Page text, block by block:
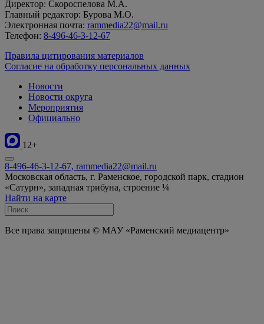
Директор: Скороспелова М.А.
Главный редактор: Бурова М.О.
Электронная почта: rammedia22@mail.ru
Телефон: 8-496-46-3-12-67
Правила цитирования материалов
Согласие на обработку персональных данных
Новости
Новости округа
Мероприятия
Официально
12+
8-496-46-3-12-67, rammedia22@mail.ru
Московская область, г. Раменское, городской парк, стадион
«Сатурн», западная трибуна, строение ¼
Найти на карте
Все права защищены © МАУ «Раменский медиацентр»